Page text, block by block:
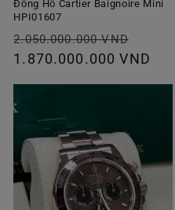
Đồng Hồ Cartier Baignoire Mini
HPI01607
Giá
thông
2.050.000.000 VND
ưu
1.870.000.000 VND